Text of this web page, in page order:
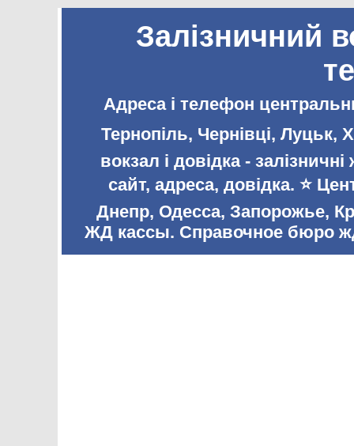
Залізничний
Адреса і телефон
Тернопіль, Чернівці,
вокзал і довідка -
сайт, адреса, довідка. ⭐️
Днепр, Одесса, Запорожье,
ЖД кассы. Справочное бюро